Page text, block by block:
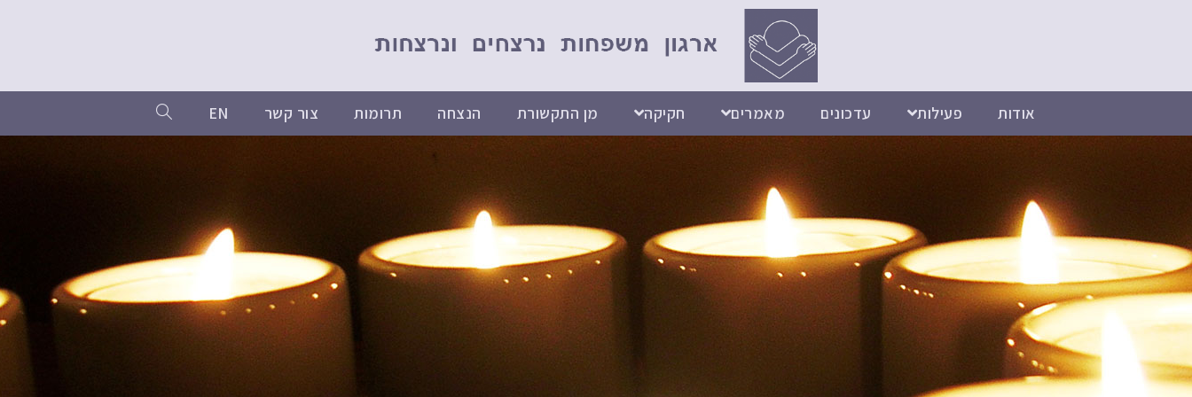
אודות פעילות עדכונים מאמרים חקיקה מן התקשורת הנצחה תרומות צור קשר EN